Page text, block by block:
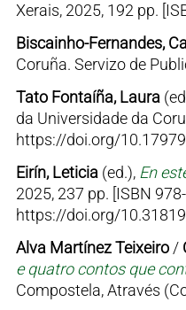
Xerais, 2025, 192 pp.
Biscainho-Fernandes,
Coruña. Servizo de
Tato Fontaíña, Laura
da Universidade da
https://doi.org/
Eirín, Leticia (ed.), En
2025, 237 pp. [ISBN
https://doi.org/
Alva Martínez Teixeiro/
e quatro contos que
Compostela, Através